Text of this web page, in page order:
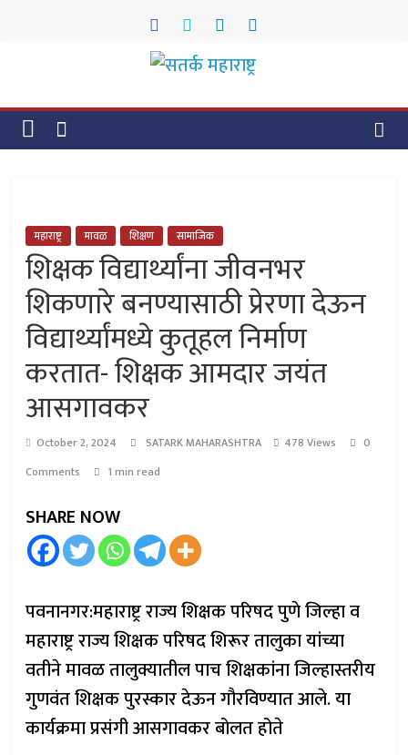
सतर्क
महाराष्ट्र
महाराष्ट्र मावळ शिक्षण सामाजिक
शिक्षक विद्यार्थ्यांना जीवनभर
शिकणारे बनण्यासाठी प्रेरणा देऊन
विद्यार्थ्यांमध्ये कुतूहल निर्माण
करतात- शिक्षक आमदार जयंत
आसगावकर
October 2, 2024 SATARK MAHARASHTRA 478 Views
0
Comments
1 min read
SHARE NOW
पवनानगर:महाराष्ट्र राज्य शिक्षक परिषद पुणे जिल्हा व
महाराष्ट्र राज्य शिक्षक परिषद शिरूर तालुका यांच्या
वतीने मावळ तालुक्यातील पाच शिक्षकांना जिल्हास्तरीय
गुणवंत शिक्षक पुरस्कार देऊन गौरविण्यात आले. या
कार्यक्रमा प्रसंगी आसगावकर बोलत होते